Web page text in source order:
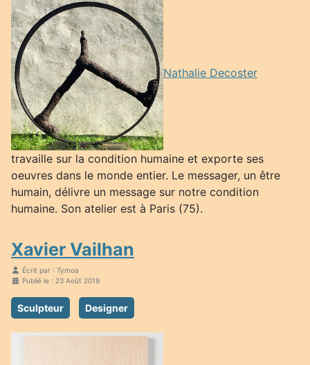
Nathalie Decoster
travaille sur la condition humaine et exporte ses
oeuvres dans le monde entier. Le messager, un être
humain, délivre un message sur notre condition
humaine. Son atelier est à Paris (75).
Xavier Vailhan
Écrit par : Tymoa
Publié le : 23 Août 2019
Sculpteur Designer